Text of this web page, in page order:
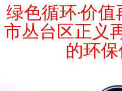
绿色循环·价
市丛台区正义
的环